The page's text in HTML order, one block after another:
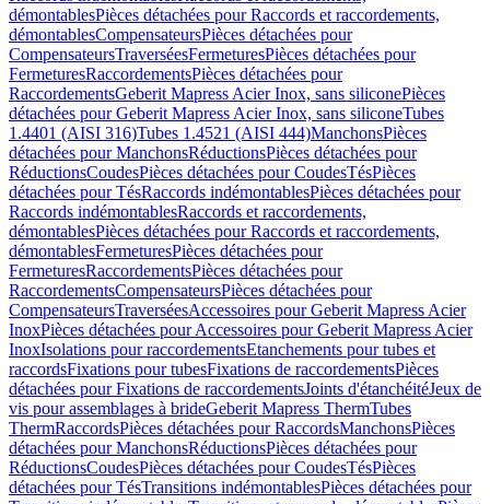
démontablesPièces détachées pour Raccords et raccordements,
démontablesCompensateursPièces détachées pour
CompensateursTraverséesFermeturesPièces détachées pour
FermeturesRaccordementsPièces détachées pour
RaccordementsGeberit Mapress Acier Inox, sans siliconePièces
détachées pour Geberit Mapress Acier Inox, sans siliconeTubes
1.4401 (AISI 316)Tubes 1.4521 (AISI 444)ManchonsPièces
détachées pour ManchonsRéductionsPièces détachées pour
RéductionsCoudesPièces détachées pour CoudesTésPièces
détachées pour TésRaccords indémontablesPièces détachées pour
Raccords indémontablesRaccords et raccordements,
démontablesPièces détachées pour Raccords et raccordements,
démontablesFermeturesPièces détachées pour
FermeturesRaccordementsPièces détachées pour
RaccordementsCompensateursPièces détachées pour
CompensateursTraverséesAccessoires pour Geberit Mapress Acier
InoxPièces détachées pour Accessoires pour Geberit Mapress Acier
InoxIsolations pour raccordementsEtanchements pour tubes et
raccordsFixations pour tubesFixations de raccordementsPièces
détachées pour Fixations de raccordementsJoints d'étanchéitéJeux de
vis pour assemblages à brideGeberit Mapress ThermTubes
ThermRaccordsPièces détachées pour RaccordsManchonsPièces
détachées pour ManchonsRéductionsPièces détachées pour
RéductionsCoudesPièces détachées pour CoudesTésPièces
détachées pour TésTransitions indémontablesPièces détachées pour